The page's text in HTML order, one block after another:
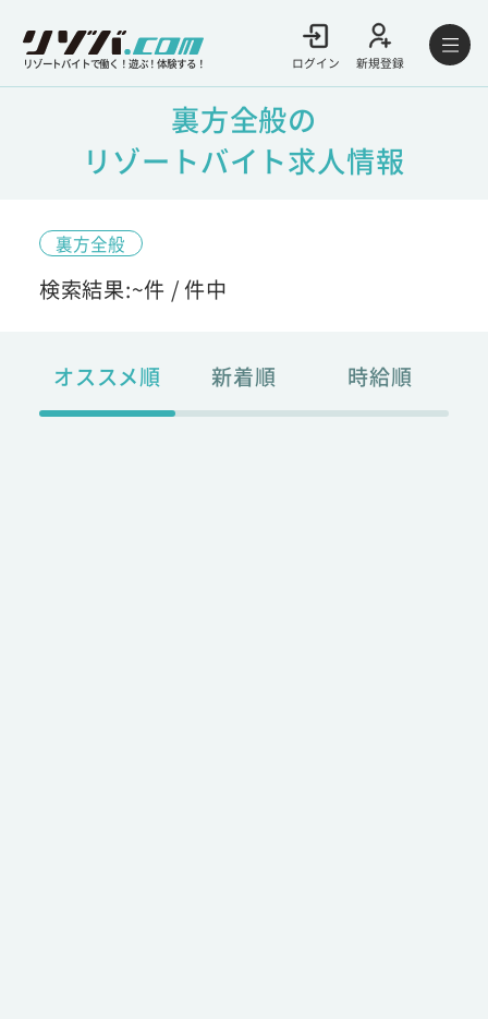
リゾートバイトで働く！遊ぶ！体験する！ ログイン 新規登録
裏方全般の
リゾートバイト求人情報
裏方全般
検索結果:~件 /件中
オススメ順 新着順 時給順